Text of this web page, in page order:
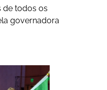
de todos os
governadora